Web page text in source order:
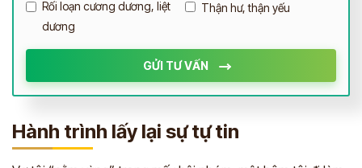
Rối loạn cương dương, liệt
dương
Thận hư, thận yếu
GỬI TƯ VẤN
Hành trình lấy lại sự tự tin